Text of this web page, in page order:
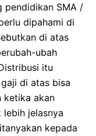
pendidikan SMA /
dipahami di
di atas
ubah
itu
di atas bisa
ketika akan
jelasnya
kepada